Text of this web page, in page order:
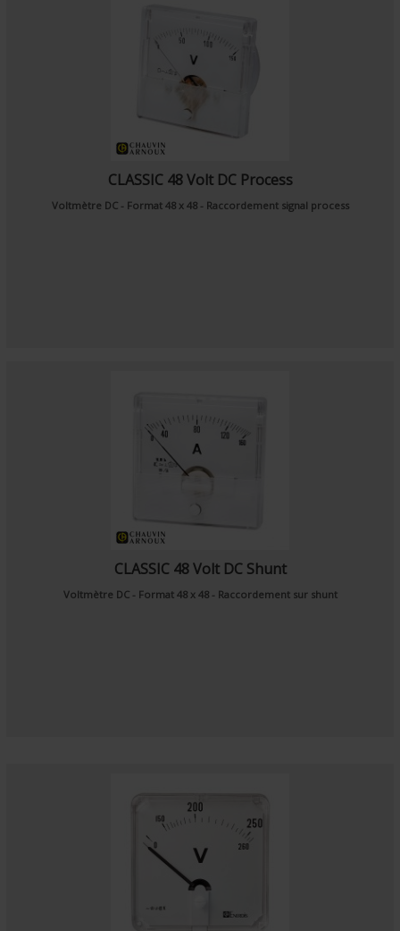
CLASSIC 48 Volt DC Process
Voltmètre DC - Format 48 x 48 - Raccordement signal process
CLASSIC 48 Volt DC Shunt
Voltmètre DC - Format 48 x 48 - Raccordement sur shunt